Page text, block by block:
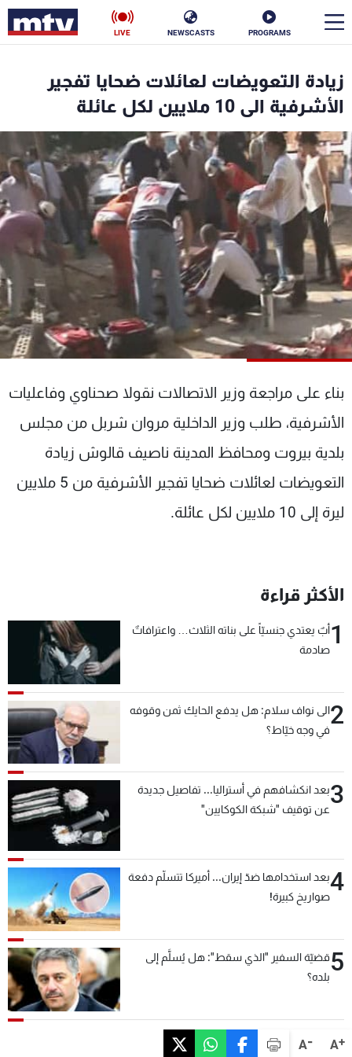
PROGRAMS
NEWSCASTS
LIVE
A+
A-
زيادة التعويضات لعائلات ضحايا تفجير
الأشرفية الى 10 ملايين لكل عائلة
بناء على مراجعة وزير الاتصالات نقولا صحناوي وفاعليات
الأشرفية، طلب وزير الداخلية مروان شربل من مجلس
بلدية بيروت ومحافظ المدينة ناصيف قالوش زيادة
التعويضات لعائلات ضحايا تفجير الأشرفية من 5 ملايين
ليرة إلى 10 ملايين لكل عائلة.
الأكثر قراءة
1أبٌ يعتدي جنسيّاً على بناته الثلاث… واعترافاتٌ
صادمة
2الى نواف سلام: هل يدفع الحايك ثمن وقوفه
في وجه خيّاط؟
3بعد انكشافهم في أستراليا... تفاصيل جديدة
عن توقيف "شبكة الكوكايين"
4بعد استخدامها ضدّ إيران... أميركا تتسلّم دفعة
صواريخ كبيرة!
5قضيّة السفير "الذي سقط": هل يُسلَّم إلى
بلده؟
الأخبار
سياسة ناس
إقتصاد فن
منوعات رياضة
كأس العالم
البرامج
جدول البرامج
الترددات
الإنـتـاج
لاعلاناتكم
تواصل معنا
شروط الإسـتخدام
سياسة الخصوصية